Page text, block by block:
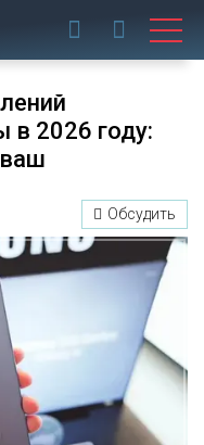
в 2026 году:
Обсудить